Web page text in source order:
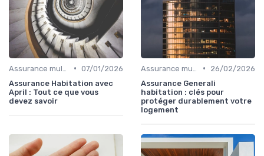
• 07/01/2026
Assurance Habitation avec
April : Tout ce que vous
devez savoir
•
26/02/2026
Assurance Generali
habitation : clés pour
protéger durablement votre
logement